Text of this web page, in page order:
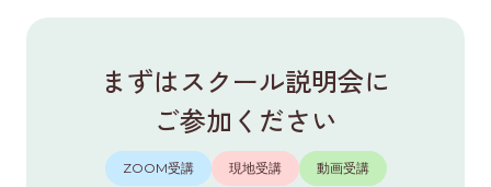
まずはスクール説明会に
ご参加ください
ZOOM受講 現地受講 動画受講